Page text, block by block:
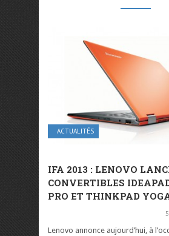
ACTUALITÉS
IFA 2013 : LENOVO
CONVERTIBLES
PRO ET THINKPAD
Lenovo annonce aujourd’hui, à